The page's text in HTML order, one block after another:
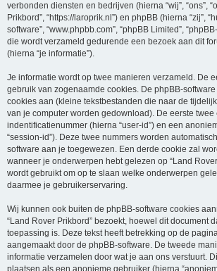
verbonden diensten en bedrijven (hierna “wij”, “ons”,
Prikbord”, “https://laroprik.nl”) en phpBB (hierna “zij”,
software”, “www.phpbb.com”, “phpBB Limited”,
die wordt verzameld gedurende een bezoek aan dit
(hierna “je informatie”).
Je informatie wordt op twee manieren verzameld. De
gebruik van zogenaamde cookies. De phpBB-
cookies aan (kleine tekstbestanden die naar de
van je computer worden gedownload). De eerste twee
indentificatienummer (hierna “user-id”) en een
“session-id”). Deze twee nummers worden
software aan je toegewezen. Een derde cookie zal
wanneer je onderwerpen hebt gelezen op “Land
wordt gebruikt om op te slaan welke onderwerpen
daarmee je gebruikerservaring.
Wij kunnen ook buiten de phpBB-software cookies
“Land Rover Prikbord” bezoekt, hoewel dit document
toepassing is. Deze tekst heeft betrekking op de
aangemaakt door de phpBB-software. De tweede
informatie verzamelen door wat je aan ons verstuurt.
plaatsen als een anonieme gebruiker (hierna